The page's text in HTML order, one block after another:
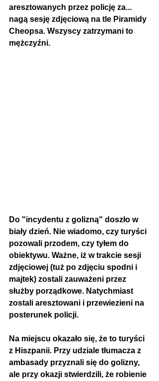
aresztowanych przez policję za...
nagą sesję zdjęciową na tle Piramidy
Cheopsa. Wszyscy zatrzymani to
mężczyźni.
Do "incydentu z golizną" doszło w
biały dzień. Nie wiadomo, czy turyści
pozowali przodem, czy tyłem do
obiektywu. Ważne, iż w trakcie sesji
zdjęciowej (tuż po zdjęciu spodni i
majtek) zostali zauważeni przez
służby porządkowe. Natychmiast
zostali aresztowani i przewiezieni na
posterunek policji.
Na miejscu okazało się, że to turyści
z Hiszpanii. Przy udziale tłumacza z
ambasady przyznali się do golizny,
ale przy okazji stwierdzili, że robienie